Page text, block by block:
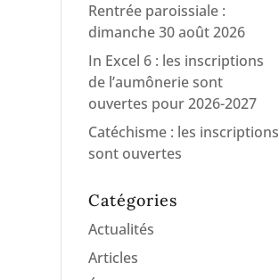
Rentrée paroissiale :
dimanche 30 août 2026
In Excel 6 : les inscriptions
de l’aumônerie sont
ouvertes pour 2026-2027
Catéchisme : les inscriptions
sont ouvertes
Catégories
Actualités
Articles